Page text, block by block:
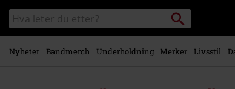
Skipp til
hovedinnhold
Søk
i
katalogen
Søk
Nyheter Bandmerch Underholdning Merker Livsstil